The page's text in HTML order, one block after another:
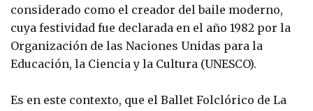
considerado como el creador del baile moderno,
cuya festividad fue declarada en el año 1982 por la
Organización de las Naciones Unidas para la
Educación, la Ciencia y la Cultura (UNESCO).
Es en este contexto, que el Ballet Folclórico de La